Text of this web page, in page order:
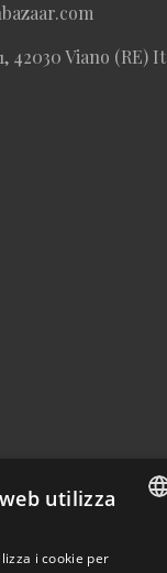
42030 Viano (RE)
vintage
vintage
- borse
made in Italy -
utilizza
i cookie per